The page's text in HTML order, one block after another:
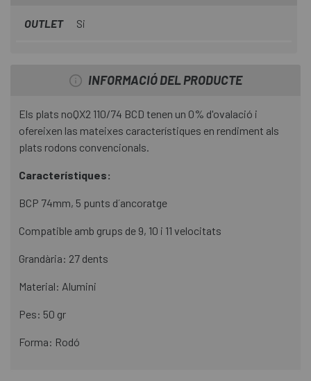
OUTLET Si
INFORMACIÓ DEL PRODUCTE
Els plats noQX2 110/74 BCD tenen un 0% d'ovalació i
ofereixen las mateixes característiques en rendiment als
plats rodons convencionals.
Característiques:
BCP 74mm, 5 punts d´ancoratge
Compatible amb grups de 9, 10 i 11 velocitats
Grandària: 27 dents
Material: Alumini
Pes: 50 gr
Forma: Rodó